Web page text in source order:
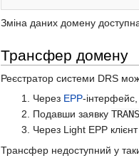
Зміна даних домену
Трансфер домену
Реєстратор системи DRS
Через EPP-
Подавши заявку
Через Light EPP
Трансфер недоступний у